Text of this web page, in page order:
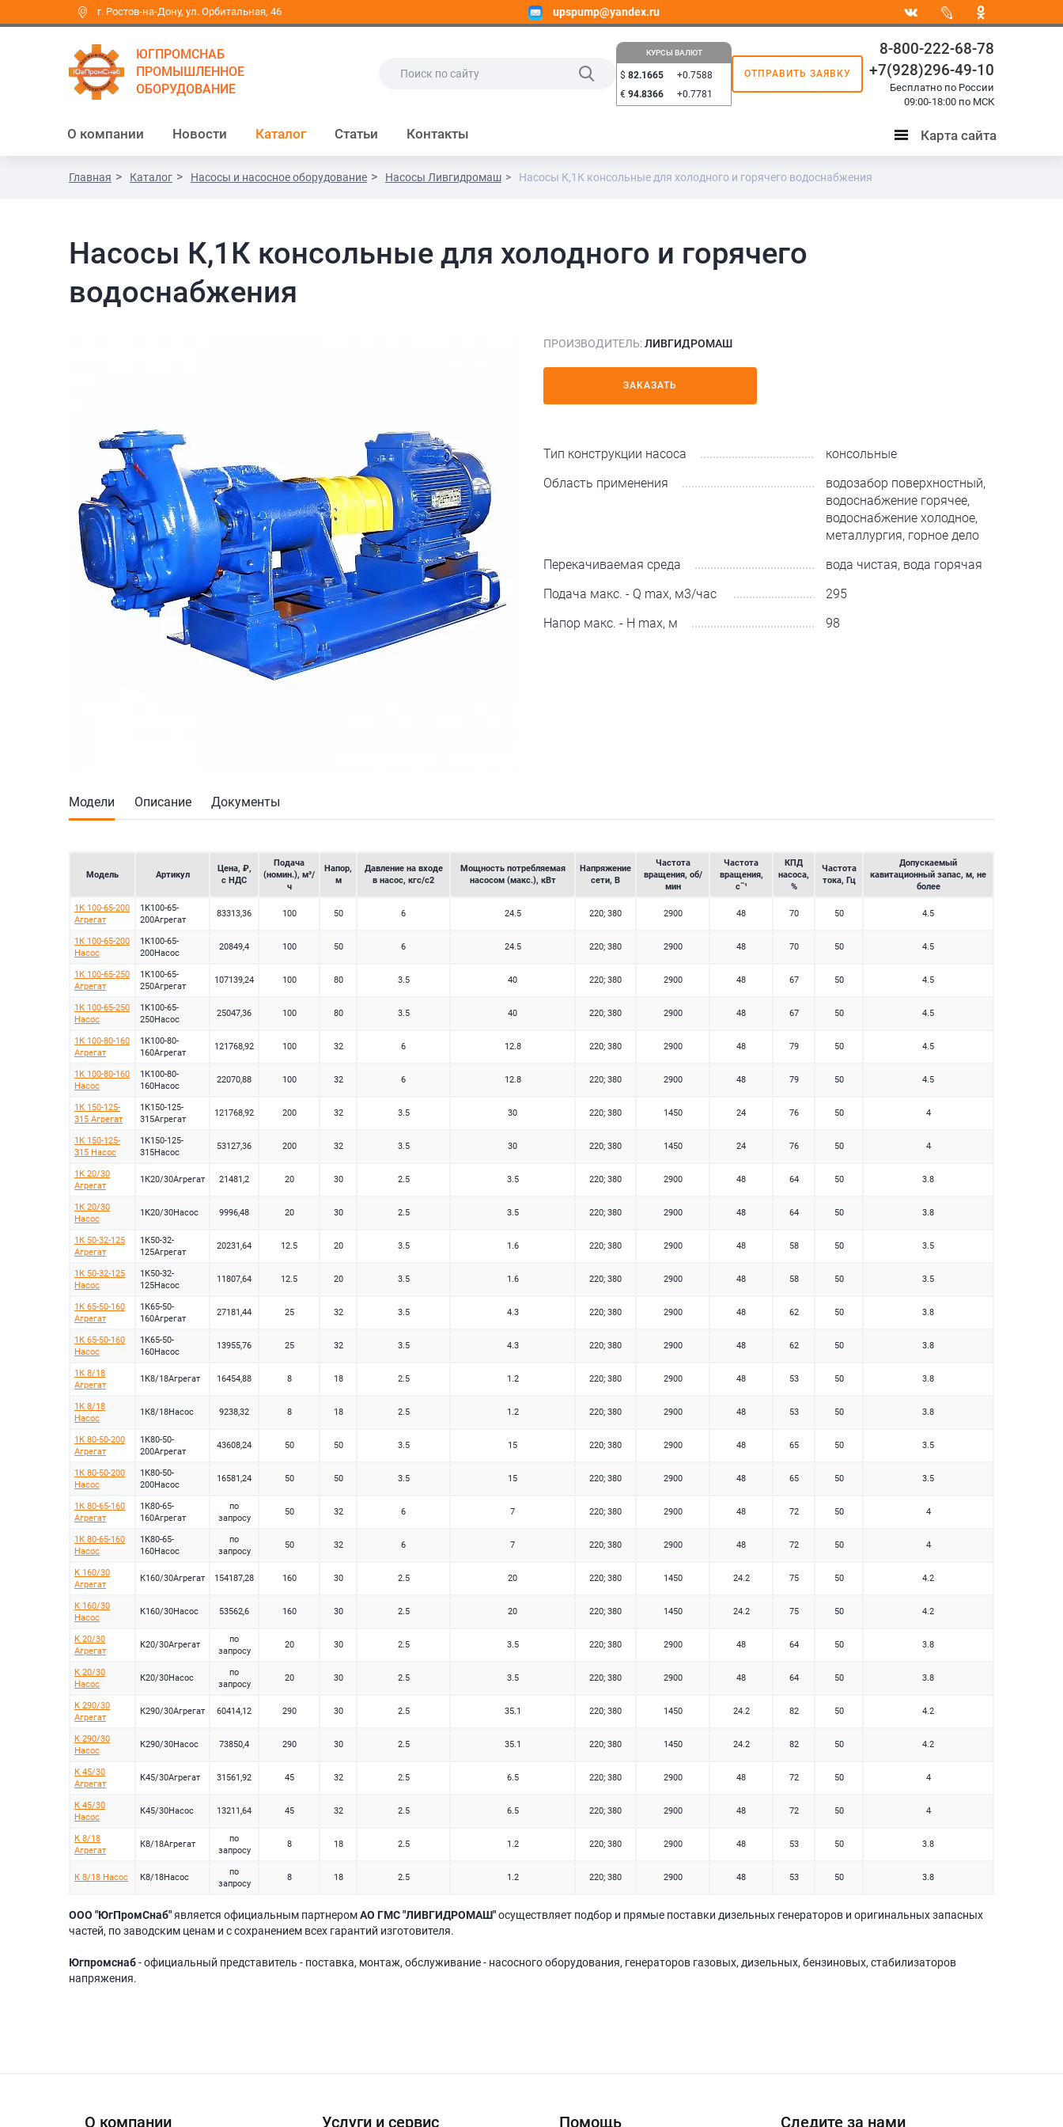
г. Ростов-на-Дону, ул. Орбитальная, 46 upspump@yandex.ru
ЮГПРОМСНАБ
ПРОМЫШЛЕННОЕ
ОБОРУДОВАНИЕ
КУРСЫ ВАЛЮТ
$ 82.1665
€ 94.8366
+0.7588
+0.7781
ОТПРАВИТЬ ЗАЯВКУ
8-800-222-68-78
+7(928)296-49-10
Бесплатно по России
09:00-18:00 по МСК
О компании Новости Каталог Статьи Контакты
Карта
сайта
Карта сайта
Главная Каталог Насосы и насосное оборудование Насосы Ливгидромаш Насосы К,1К консольные для холодного и горячего водоснабжения
Насосы К,1К консольные для холодного и горячего
водоснабжения
ПРОИЗВОДИТЕЛЬ:ЛИВГИДРОМАШ
ЗАКАЗАТЬ
Тип конструкции насоса
консольные
Область применения
водозабор поверхностный,
водоснабжение горячее,
водоснабжение холодное,
металлургия, горное дело
Перекачиваемая среда
вода чистая, вода горячая
Подача макс. - Q max, м3/час
295
Напор макс. - H max, м
98
Модели Описание Документы
Модель Артикул
Цена, ₽,
с НДС
Подача
(номин.), м³/
ч
Напор,
м
Давление на входе
в насос, кгс/с2
Мощность потребляемая
насосом (макс.), кВт
Напряжение
сети, В
Частота
вращения, об/
мин
Частота
вращения,
c˜¹
КПД
насоса,
%
Частота
тока, Гц
Допускаемый
кавитационный запас, м, не
более
1К 100-65-200
Агрегат
1К100-65-
200Агрегат
83313,36 100 50 6 24.5 220; 380 2900 48 70 50 4.5
1К 100-65-200
Насос
1К100-65-
200Насос
20849,4 100 50 6 24.5 220; 380 2900 48 70 50 4.5
1К 100-65-250
Агрегат
1К100-65-
250Агрегат
107139,24 100 80 3.5 40 220; 380 2900 48 67 50 4.5
1К 100-65-250
Насос
1К100-65-
250Насос
25047,36 100 80 3.5 40 220; 380 2900 48 67 50 4.5
1К 100-80-160
Агрегат
1К100-80-
160Агрегат
121768,92 100 32 6 12.8 220; 380 2900 48 79 50 4.5
1К 100-80-160
Насос
1К100-80-
160Насос
22070,88 100 32 6 12.8 220; 380 2900 48 79 50 4.5
1К 150-125-
315 Агрегат
1К150-125-
315Агрегат
121768,92 200 32 3.5 30 220; 380 1450 24 76 50 4
1К 150-125-
315 Насос
1К150-125-
315Насос
53127,36 200 32 3.5 30 220; 380 1450 24 76 50 4
1К 20/30
Агрегат
1К20/30Агрегат 21481,2 20 30 2.5 3.5 220; 380 2900 48 64 50 3.8
1К 20/30
Насос
1К20/30Насос 9996,48 20 30 2.5 3.5 220; 380 2900 48 64 50 3.8
1К 50-32-125
Агрегат
1К50-32-
125Агрегат
20231,64 12.5 20 3.5 1.6 220; 380 2900 48 58 50 3.5
1К 50-32-125
Насос
1К50-32-
125Насос
11807,64 12.5 20 3.5 1.6 220; 380 2900 48 58 50 3.5
1К 65-50-160
Агрегат
1К65-50-
160Агрегат
27181,44 25 32 3.5 4.3 220; 380 2900 48 62 50 3.8
1К 65-50-160
Насос
1К65-50-
160Насос
13955,76 25 32 3.5 4.3 220; 380 2900 48 62 50 3.8
1К 8/18
Агрегат
1К8/18Агрегат 16454,88 8 18 2.5 1.2 220; 380 2900 48 53 50 3.8
1К 8/18
Насос
1К8/18Насос 9238,32 8 18 2.5 1.2 220; 380 2900 48 53 50 3.8
1К 80-50-200
Агрегат
1К80-50-
200Агрегат
43608,24 50 50 3.5 15 220; 380 2900 48 65 50 3.5
1К 80-50-200
Насос
1К80-50-
200Насос
16581,24 50 50 3.5 15 220; 380 2900 48 65 50 3.5
1К 80-65-160
Агрегат
1К80-65-
160Агрегат
по
запросу
50 32 6 7 220; 380 2900 48 72 50 4
1К 80-65-160
Насос
1К80-65-
160Насос
по
запросу
50 32 6 7 220; 380 2900 48 72 50 4
К 160/30
Агрегат
К160/30Агрегат 154187,28 160 30 2.5 20 220; 380 1450 24.2 75 50 4.2
К 160/30
Насос
К160/30Насос 53562,6 160 30 2.5 20 220; 380 1450 24.2 75 50 4.2
К 20/30
Агрегат
К20/30Агрегат
по
запросу
20 30 2.5 3.5 220; 380 2900 48 64 50 3.8
К 20/30
Насос
К20/30Насос
по
запросу
20 30 2.5 3.5 220; 380 2900 48 64 50 3.8
К 290/30
Агрегат
К290/30Агрегат 60414,12 290 30 2.5 35.1 220; 380 1450 24.2 82 50 4.2
К 290/30
Насос
К290/30Насос 73850,4 290 30 2.5 35.1 220; 380 1450 24.2 82 50 4.2
К 45/30
Агрегат
К45/30Агрегат 31561,92 45 32 2.5 6.5 220; 380 2900 48 72 50 4
К 45/30
Насос
К45/30Насос 13211,64 45 32 2.5 6.5 220; 380 2900 48 72 50 4
К 8/18
Агрегат
К8/18Агрегат
по
запросу
8 18 2.5 1.2 220; 380 2900 48 53 50 3.8
К 8/18 Насос К8/18Насос
по
запросу
8 18 2.5 1.2 220; 380 2900 48 53 50 3.8
ООО "ЮгПромСнаб"является официальным партнеромАО ГМС "ЛИВГИДРОМАШ"осуществляет подбор и прямые поставки дизельных генераторов и оригинальных запасных
частей, по заводским ценам и с сохранением всех гарантий изготовителя.
Югпромснаб- официальный представитель - поставка, монтаж, обслуживание - насосного оборудования, генераторов газовых, дизельных, бензиновых, стабилизаторов
напряжения.
О компании Услуги и сервис Помощь Следите за нами